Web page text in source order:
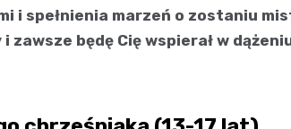
i spełnienia marzeń o zostaniu
zawsze będę Cię wspierał w